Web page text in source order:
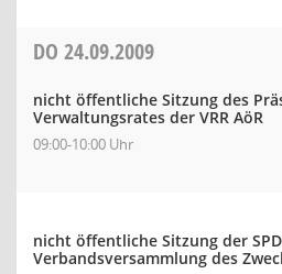
DO 24.09.2009
nicht öffentliche Sitzung des
Verwaltungsrates der VRR AöR
09:00-10:00 Uhr
nicht öffentliche Sitzung der
Verbandsversammlung des